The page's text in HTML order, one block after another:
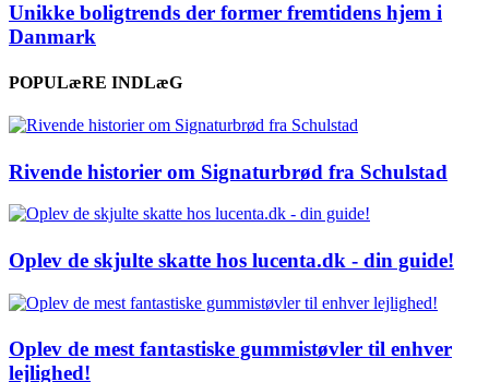
Unikke boligtrends der former fremtidens hjem i
Danmark
POPULæRE INDLæG
Rivende historier om Signaturbrød fra Schulstad
Oplev de skjulte skatte hos lucenta.dk - din guide!
Oplev de mest fantastiske gummistøvler til enhver
lejlighed!